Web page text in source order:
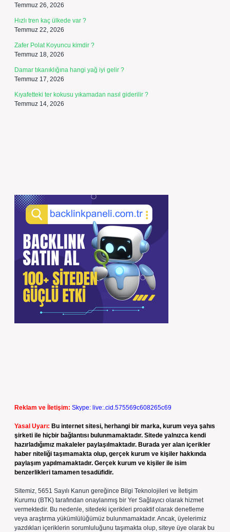
Temmuz 26, 2026
Hızlı tren kaç ülkede var ?
Temmuz 22, 2026
Zafer Polat Koyuncu kimdir ?
Temmuz 18, 2026
Damar tıkanıklığına hangi yağ iyi gelir ?
Temmuz 17, 2026
Kıyafetteki ter kokusu yıkamadan nasıl giderilir ?
Temmuz 14, 2026
Reklam ve İletişim: Skype: live:.cid.575569c608265c69
Yasal Uyarı: Bu internet sitesi, herhangi bir marka, kurum veya şahıs
şirketi ile hiçbir bağlantısı bulunmamaktadır. Sitede yalnızca kendi
hazırladığımız makaleler paylaşılmaktadır. Burada yer alan içerikler
haber niteliği taşımamakta olup, gerçek kurum ve kişiler hakkında
paylaşım yapılmamaktadır. Gerçek kurum ve kişiler ile isim
benzerlikleri tamamen tesadüfidir.
Sitemiz, 5651 Sayılı Kanun gereğince Bilgi Teknolojileri ve İletişim
Kurumu (BTK) tarafından onaylanmış bir Yer Sağlayıcı olarak hizmet
vermektedir. Bu nedenle, sitedeki içerikleri proaktif olarak denetleme
veya araştırma yükümlülüğümüz bulunmamaktadır. Ancak, üyelerimiz
yazdıkları içeriklerin sorumluluğunu taşımakta olup, siteye üye olarak bu